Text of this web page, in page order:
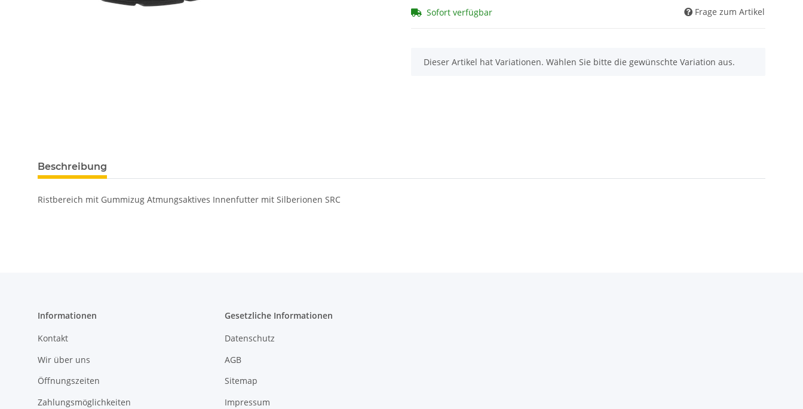
Sofort verfügbar Frage zum Artikel
x
Dieser Artikel hat Variationen. Wählen Sie bitte die gewünschte Variation aus.
Beschreibung
Ristbereich mit Gummizug Atmungsaktives Innenfutter mit Silberionen SRC
Informationen
Kontakt
Wir über uns
Öffnungszeiten
Zahlungsmöglichkeiten
Gesetzliche Informationen
Datenschutz
AGB
Sitemap
Impressum